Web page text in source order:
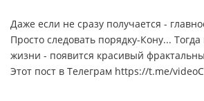
Даже если не сразу получается -
Просто следовать порядку-Кону...
жизни - появится красивый
Этот пост в Телеграм https://t.me/